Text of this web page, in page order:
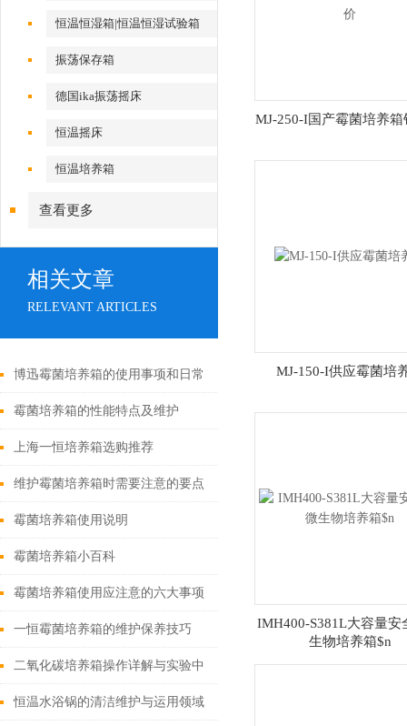
恒温恒湿箱|恒温恒湿试验箱
振荡保存箱
德国ika振荡摇床
恒温摇床
恒温培养箱
查看更多
相关文章
RELEVANT ARTICLES
博迅霉菌培养箱的使用事项和日常
维护保养方法
霉菌培养箱的性能特点及维护
上海一恒培养箱选购推荐
维护霉菌培养箱时需要注意的要点
霉菌培养箱使用说明
霉菌培养箱小百科
霉菌培养箱使用应注意的六大事项
一恒霉菌培养箱的维护保养技巧
二氧化碳培养箱操作详解与实验中
的多种应用
恒温水浴锅的清洁维护与运用领域
MJ-250-I国产霉菌培养箱
MJ-150-I供应霉菌培
IMH400-S381L大容量安
生物培养箱$n